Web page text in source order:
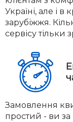
Україні, але і
зарубіжжя.
сервісу тільки
Замовлення
простий - ви за